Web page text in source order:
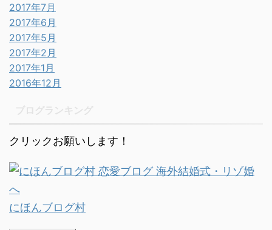
2017年7月
2017年6月
2017年5月
2017年2月
2017年1月
2016年12月
クリックお願いします！
にほんブログ村